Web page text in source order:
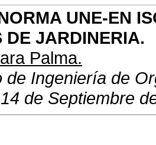
UNE-EN
DE JARDINERIA.
Palma.
de Ingeniería de
de Septiembre